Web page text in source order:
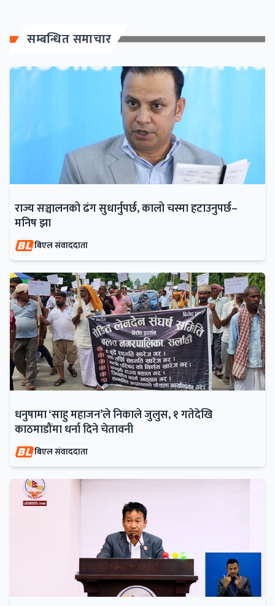
सम्बन्धित समाचार
राज्य सञ्चालनको ढंग सुधार्नुपर्छ, कालो चस्मा हटाउनुपर्छ–
मनिष झा
बिएल संवाददाता
धनुषामा ‘साहु महाजन’ले निकाले जुलुस, १ गतेदेखि
काठमाडौंमा धर्ना दिने चेतावनी
बिएल संवाददाता